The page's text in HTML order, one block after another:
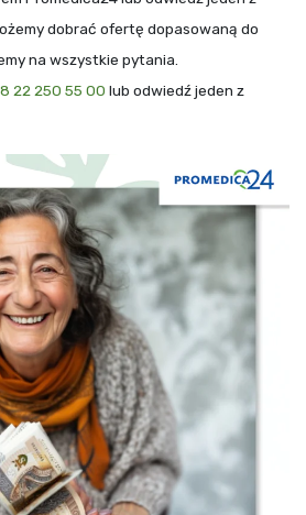
dobrać ofertę dopasowaną do
na wszystkie pytania.
22 250 55 00 lub odwiedź jeden z